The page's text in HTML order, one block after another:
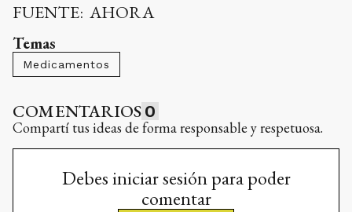
FUENTE: AHORA
Temas
Medicamentos
COMENTARIOS 0
Compartí tus ideas de forma responsable y respetuosa.
Debes iniciar sesión para poder
comentar